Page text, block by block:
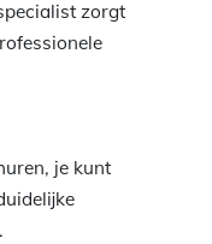
zorgt
je kunt